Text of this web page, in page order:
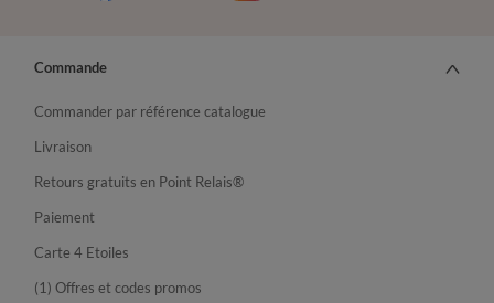
Commande
Commander par référence catalogue
Livraison
Retours gratuits en Point Relais®
Paiement
Carte 4 Etoiles
(1) Offres et codes promos